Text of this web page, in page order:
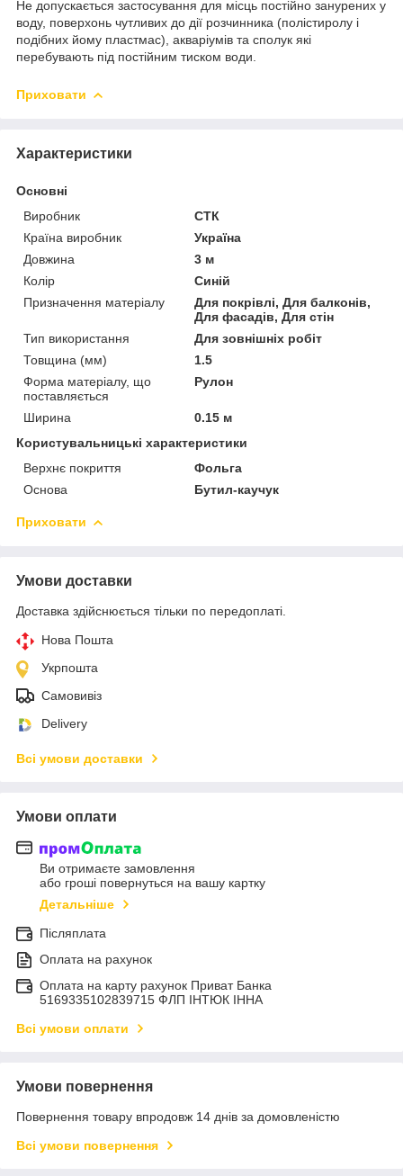
Не допускається застосування для місць постійно занурених у
воду, поверхонь чутливих до дії розчинника (полістиролу і
подібних йому пластмас), акваріумів та сполук які
перебувають під постійним тиском води.
Приховати
Характеристики
Основні
Виробник
СТК
Країна виробник
Україна
Довжина
3 м
Колір
Синій
Призначення матеріалу
Для покрівлі, Для балконів,
Для фасадів, Для стін
Тип використання
Для зовнішніх робіт
Товщина (мм)
1.5
Форма матеріалу, що
поставляється
Рулон
Ширина
0.15 м
Користувальницькі характеристики
Верхнє покриття
Фольга
Основа
Бутил-каучук
Приховати
Умови доставки
Доставка здійснюється тільки по передоплаті.
Нова Пошта
Укрпошта
Самовивіз
Delivery
Всі умови доставки
Умови оплати
Ви отримаєте замовлення
або гроші повернуться на вашу картку
Детальніше
Післяплата
Оплата на рахунок
Оплата на карту рахунок Приват Банка
5169335102839715 ФЛП ІНТЮК ІННА
Всі умови оплати
Умови повернення
Повернення товару впродовж 14 днів за домовленістю
Всі умови повернення